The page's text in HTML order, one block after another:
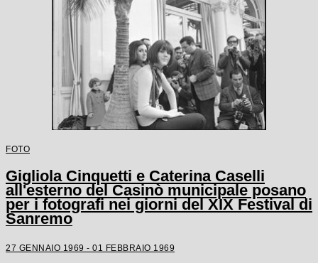
FOTO
Gigliola Cinquetti e Caterina Caselli
all'esterno del Casinò municipale posano
per i fotografi nei giorni del XIX Festival di
Sanremo
27 GENNAIO 1969 - 01 FEBBRAIO 1969